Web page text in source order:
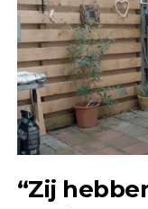
“Zij